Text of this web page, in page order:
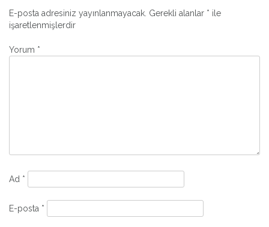
E-posta adresiniz yayınlanmayacak. Gerekli alanlar * ile
işaretlenmişlerdir
Yorum *
Ad *
E-posta *